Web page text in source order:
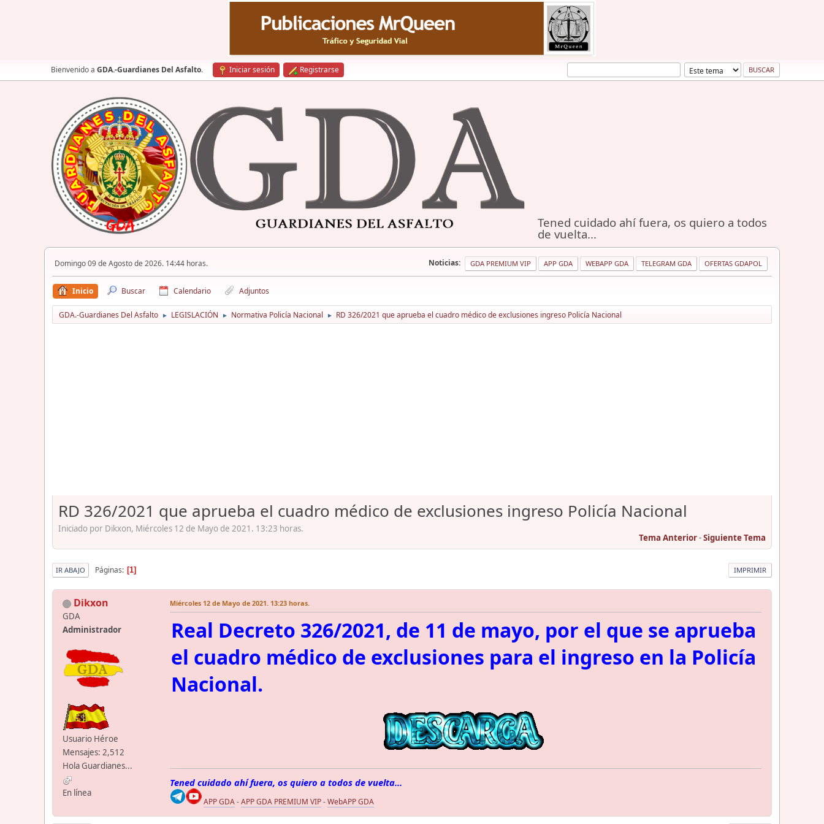
Bienvenido a GDA.-Guardianes Del Asfalto. Iniciar sesión Registrarse
Tened cuidado ahí fuera, os quiero a todos
de vuelta...
Domingo 09 de Agosto de 2026. 14:44 horas. Noticias: GDA PREMIUM VIP APP GDA WEBAPP GDA TELEGRAM GDA OFERTAS GDAPOL
Inicio Buscar Calendario Adjuntos
GDA.-Guardianes Del Asfalto ► LEGISLACIÓN ► Normativa Policía Nacional ► RD 326/2021 que aprueba el cuadro médico de exclusiones ingreso Policía Nacional
RD 326/2021 que aprueba el cuadro médico de exclusiones ingreso Policía Nacional
Iniciado por Dikxon, Miércoles 12 de Mayo de 2021. 13:23 horas.
Tema Anterior-Siguiente Tema
IMPRIMIR
IR ABAJO Páginas 1
Dikxon
GDA
Administrador
Usuario Héroe
Mensajes: 2,512
Hola Guardianes...
En línea
Miércoles 12 de Mayo de 2021. 13:23 horas.
Real Decreto 326/2021, de 11 de mayo, por el que se aprueba
el cuadro médico de exclusiones para el ingreso en la Policía
Nacional.
Tened cuidado ahí fuera, os quiero a todos de vuelta...
APP GDA-APP GDA PREMIUM VIP-WebAPP GDA